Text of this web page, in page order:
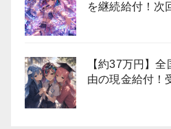
を継続給付！次
【約37万円】
由の現金給付！